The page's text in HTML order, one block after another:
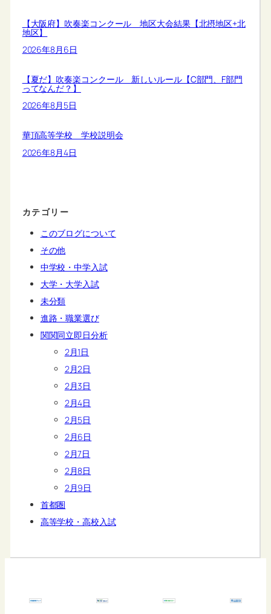
【大阪府】吹奏楽コンクール 地区大会結果【北摂地区+北
地区】
2026年8月6日
【夏だ】吹奏楽コンクール 新しいルール【C部門、F部門
ってなんだ？】
2026年8月5日
華頂高等学校 学校説明会
2026年8月4日
カテゴリー
このブログについて
その他
中学校・中学入試
大学・大学入試
未分類
進路・職業選び
関関同立即日分析
2月1日
2月2日
2月3日
2月4日
2月5日
2月6日
2月7日
2月8日
2月9日
首都圏
高等学校・高校入試